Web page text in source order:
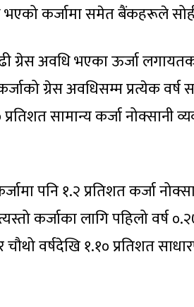
भएको कर्जामा समेत बैंकहरूले
ग्रेस अवधि भएका ऊर्जा
ग्रेस अवधिसम्म प्रत्येक वर्ष
प्रतिशत सामान्य कर्जा नोक्सानी
पनि १.२ प्रतिशत कर्जा
कर्जाका लागि पहिलो वर्ष
चौथो वर्षदेखि १.१० प्रतिशत